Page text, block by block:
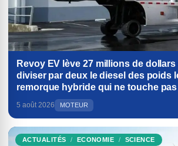
Revoy EV lève 27 millions de
diviser par deux le diesel des poids
remorque hybride qui ne touche
5 août 2026 MOTEUR
ACTUALITÉS ECONOMIE SCIENCE